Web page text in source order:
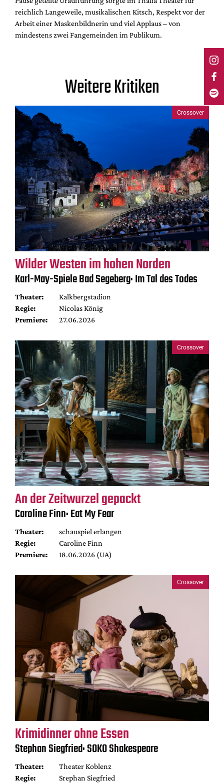
reichlich Langeweile, musikalischen Kitsch, Respekt vor der
Arbeit einer Maskenbildnerin und viel Applaus – von
mindestens zwei Fangemeinden im Publikum.
Weitere Kritiken
Crossover
Wilder Westen im hohen Norden
Karl-May-Spiele Bad Segeberg: Im Tal des Todes
Theater:
Kalkbergstadion
Regie:
Nicolas König
Premiere:
27.06.2026
Crossover
An der Zeitwurzel gepackt
Caroline Finn: Eat My Fear
Theater:
schauspiel erlangen
Regie:
Caroline Finn
Premiere:
18.06.2026 (UA)
Crossover
Krimidinner ohne Essen
Stephan Siegfried: SOKO Shakespeare
Theater:
Theater Koblenz
Regie:
Srephan Siegfried